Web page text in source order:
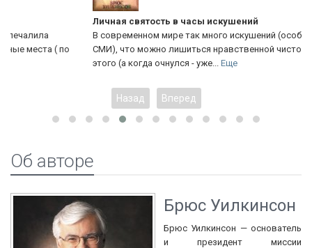
Личная святость в часы искушений
В современном мире так много искушений (особенно через
СМИ), что можно лишиться нравственной чистоты, не заметив
этого (а когда очнулся - уже...Еще
Назад Вперед
Об авторе
Брюс Уилкинсон
Брюс Уилкинсон — основатель
и президент миссии